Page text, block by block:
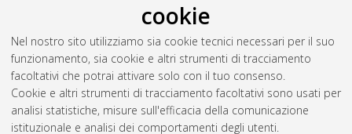
cookie
Nel nostro sito utilizziamo sia cookie tecnici necessari per il suo
funzionamento, sia cookie e altri strumenti di tracciamento
facoltativi che potrai attivare solo con il tuo consenso.
Cookie e altri strumenti di tracciamento facoltativi sono usati per
analisi statistiche, misure sull'efficacia della comunicazione
istituzionale e analisi dei comportamenti degli utenti.
Gestione del documento: